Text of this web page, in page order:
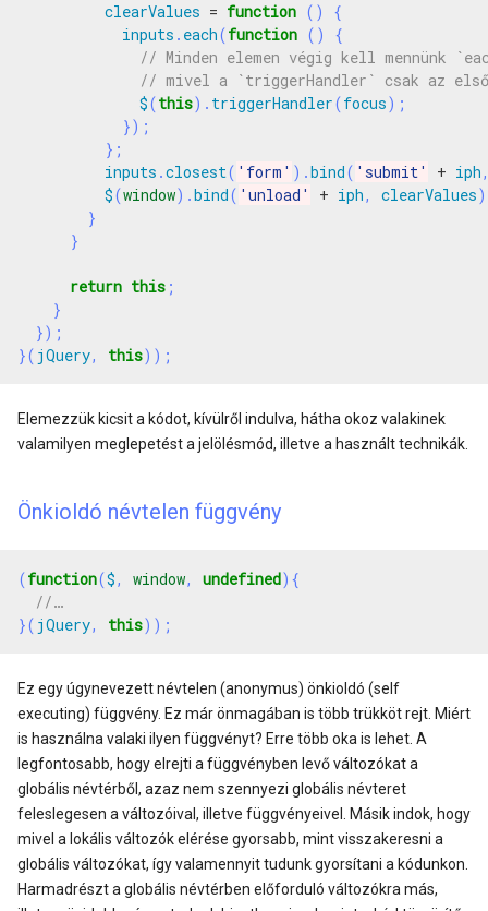
clearValues = function ()
{
inputs . each(function () {
$(this). triggerHandler(focus);
});
};
inputs .closest( 'form' ).bind( 'submit' + iph
$(window).bind( 'unload' + iph, clearValues
}
}
return this ;
}
});
}( jQuery, this));
Elemezzük kicsit a kódot, kívülről indulva, hátha okoz valakinek
valamilyen meglepetést a jelölésmód, illetve a használt technikák.
Önkioldó névtelen függvény
(function($, window, undefined){
}( jQuery, this));
Ez egy úgynevezett névtelen (anonymus) önkioldó (self
executing) függvény. Ez már önmagában is több trükköt rejt. Miért
is használna valaki ilyen függvényt? Erre több oka is lehet. A
legfontosabb, hogy elrejti a függvényben levő változókat a
globális névtérből, azaz nem szennyezi globális névteret
feleslegesen a változóival, illetve függvényeivel. Másik indok, hogy
mivel a lokális változók elérése gyorsabb, mint visszakeresni a
globális változókat, így valamennyit tudunk gyorsítani a kódunkon.
Harmadrészt a globális névtérben előforduló változókra más,